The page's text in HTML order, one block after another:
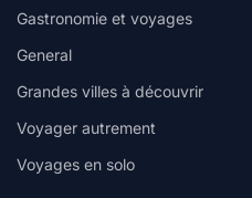
Gastronomie et voyages
General
Grandes villes à découvrir
Voyager autrement
Voyages en solo